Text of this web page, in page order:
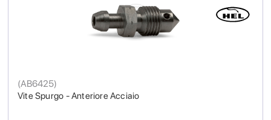
Vite Spurgo - Anteriore Acciaio
(AB6425)